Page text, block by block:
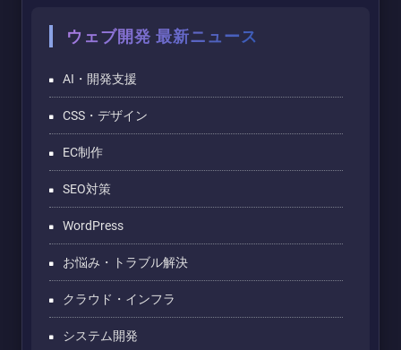
ウェブ開発 最新ニュース
AI・開発支援
CSS・デザイン
EC制作
SEO対策
WordPress
お悩み・トラブル解決
クラウド・インフラ
システム開発